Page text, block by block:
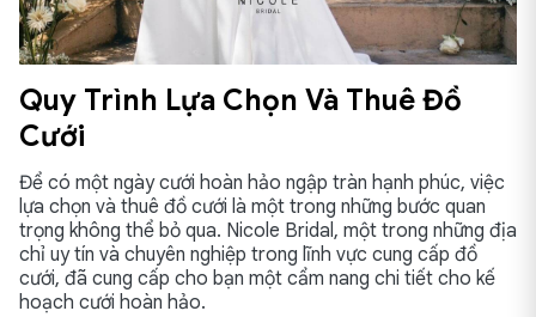
Quy Trình Lựa Chọn Và Thuê Đồ
Cưới
Để có một ngày cưới hoàn hảo ngập tràn hạnh phúc, việc
lựa chọn và thuê đồ cưới là một trong những bước quan
trọng không thể bỏ qua. Nicole Bridal, một trong những địa
chỉ uy tín và chuyên nghiệp trong lĩnh vực cung cấp đồ
cưới, đã cung cấp cho bạn một cẩm nang chi tiết cho kế
hoạch cưới hoàn hảo.